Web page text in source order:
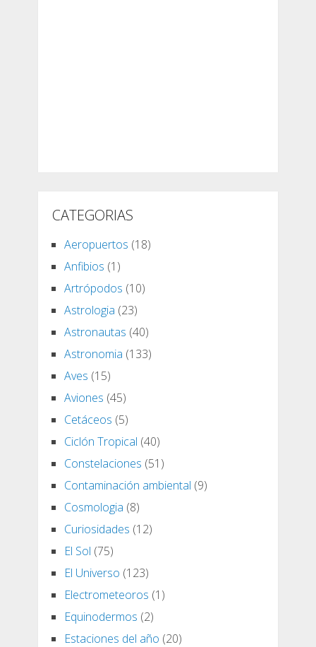
CATEGORIAS
Aeropuertos (18)
Anfibios (1)
Artrópodos (10)
Astrologia (23)
Astronautas (40)
Astronomia (133)
Aves (15)
Aviones (45)
Cetáceos (5)
Ciclón Tropical (40)
Constelaciones (51)
Contaminación ambiental (9)
Cosmologia (8)
Curiosidades (12)
El Sol (75)
El Universo (123)
Electrometeoros (1)
Equinodermos (2)
Estaciones del año (20)